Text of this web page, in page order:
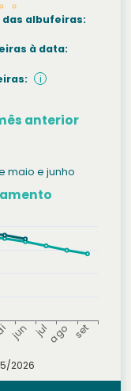
albufeiras:
à data:
i
anterior
maio e junho